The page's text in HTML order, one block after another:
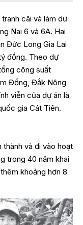
cãi và làm dư
Nai 6 và 6A. Hai
Đức Long Gia Lai
đồng. Theo dự
công suất
Đồng, Đắk Nông
viễn của dự án là
gia Cát Tiên.
và đi vào hoạt
trong 40 năm khai
khoảng hơn 8